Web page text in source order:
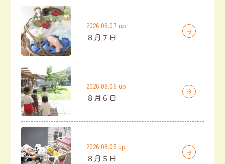
2026.08.07 up
８月７日
2026.08.06 up
８月６日
2026.08.05 up
８月５日